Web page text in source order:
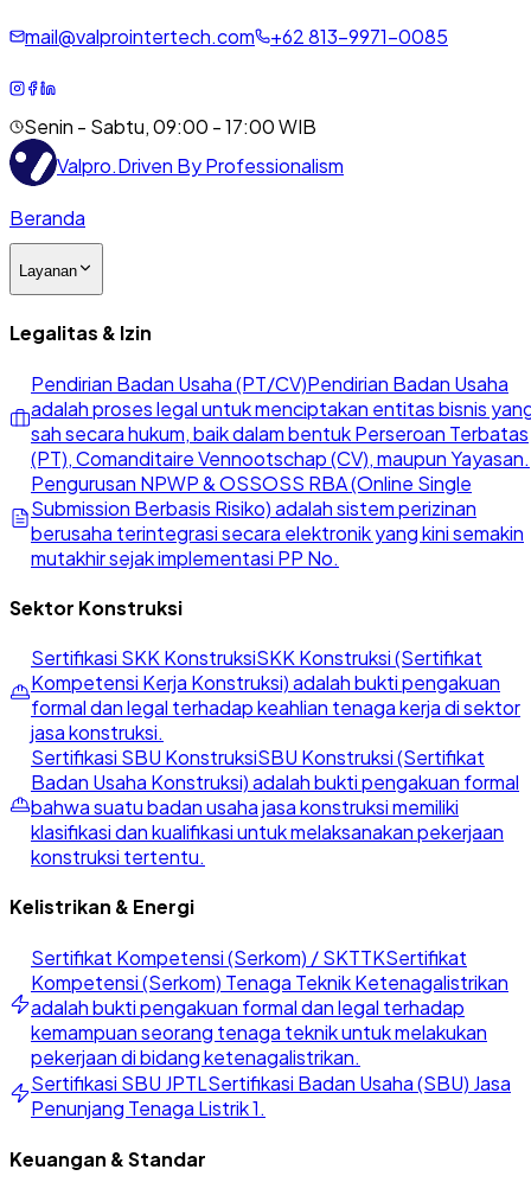
mail@valprointertech.com +62813-9971-0085
Senin - Sabtu, 09:00 - 17:00 WIB
Valpro.Driven By Professionalism
Beranda
Layanan
Legalitas & Izin
Pendirian Badan Usaha (PT/CV)Pendirian Badan Usaha
adalah proses legal untuk menciptakan entitas bisnis
sah secara hukum, baik dalam bentuk Perseroan Terbatas
(PT), Comanditaire Vennootschap (CV), maupun Yayasan.
Pengurusan NPWP & OSSOSS RBA (Online Single
Submission Berbasis Risiko) adalah sistem perizinan
berusaha terintegrasi secara elektronik yang kini semakin
mutakhir sejak implementasi PP No.
Sektor Konstruksi
Sertifikasi SKK KonstruksiSKK Konstruksi (Sertifikat
Kompetensi Kerja Konstruksi) adalah bukti pengakuan
formal dan legal terhadap keahlian tenaga kerja di sektor
jasa konstruksi.
Sertifikasi SBU KonstruksiSBU Konstruksi (Sertifikat
Badan Usaha Konstruksi) adalah bukti pengakuan formal
bahwa suatu badan usaha jasa konstruksi memiliki
klasifikasi dan kualifikasi untuk melaksanakan pekerjaan
konstruksi tertentu.
Kelistrikan & Energi
Sertifikat Kompetensi (Serkom) / SKTTKSertifikat
Kompetensi (Serkom) Tenaga Teknik Ketenagalistrikan
adalah bukti pengakuan formal dan legal terhadap
kemampuan seorang tenaga teknik untuk melakukan
pekerjaan di bidang ketenagalistrikan.
Sertifikasi SBU JPTLSertifikasi Badan Usaha (SBU) Jasa
Penunjang Tenaga Listrik 1.
Keuangan & Standar